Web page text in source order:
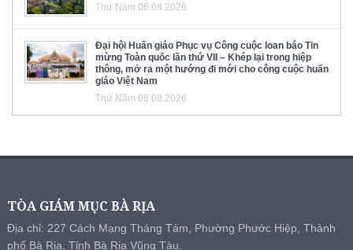
Thứ Năm 06.08.2026
Đại hội Huấn giáo Phục vụ Công cuộc loan báo Tin
mừng Toàn quốc lần thứ VII – Khép lại trong hiệp
thông, mở ra một hướng đi mới cho công cuộc huấn
giáo Việt Nam
Thứ Năm 06.08.2026
TÒA GIÁM MỤC BÀ RỊA
Địa chỉ: 227 Cách Mạng Tháng Tám, Phường Phước Hiệp, Thành
phố Bà Rịa, Tỉnh Bà Rịa Vũng Tàu.